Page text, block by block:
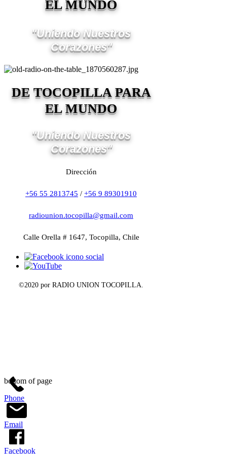
EL MUNDO
"Uniendo Nuestros
Corazones"
DE TOCOPILLA PARA
EL MUNDO
"Uniendo Nuestros
Corazones"
Dirección
+56 55 2813745 / +56 9 89301910
radiounion.tocopilla@gmail.com
Calle Orella # 1647, Tocopilla, Chile
©2020 por RADIO UNION TOCOPILLA.
Phone
Email
Facebook
bottom of page